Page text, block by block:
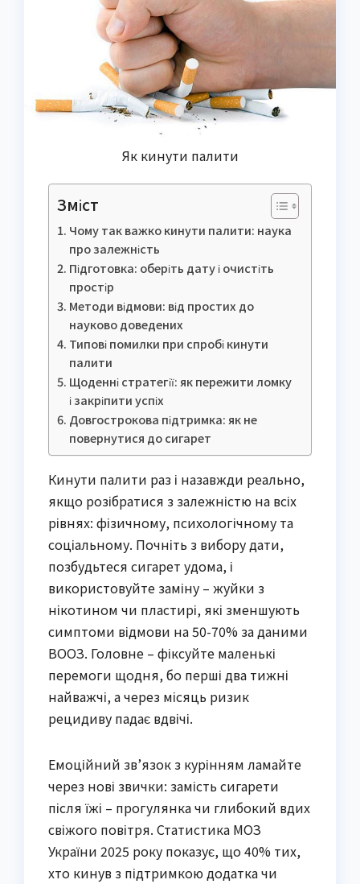
Як кинути палити
Зміст
Чому так важко кинути палити: наука
про залежність
Підготовка: оберіть дату і очистіть
простір
Методи відмови: від простих до
науково доведених
Типові помилки при спробі кинути
палити
Щоденні стратегії: як пережити ломку
і закріпити успіх
Довгострокова підтримка: як не
повернутися до сигарет
Кинути палити раз і назавжди реально,
якщо розібратися з залежністю на всіх
рівнях: фізичному, психологічному та
соціальному. Почніть з вибору дати,
позбудьтеся сигарет удома, і
використовуйте заміну – жуйки з
нікотином чи пластирі, які зменшують
симптоми відмови на 50-70% за даними
ВООЗ. Головне – фіксуйте маленькі
перемоги щодня, бо перші два тижні
найважчі, а через місяць ризик
рецидиву падає вдвічі.
Емоційний зв’язок з курінням ламайте
через нові звички: замість сигарети
після їжі – прогулянка чи глибокий вдих
свіжого повітря. Статистика МОЗ
України 2025 року показує, що 40% тих,
хто кинув з підтримкою додатка чи